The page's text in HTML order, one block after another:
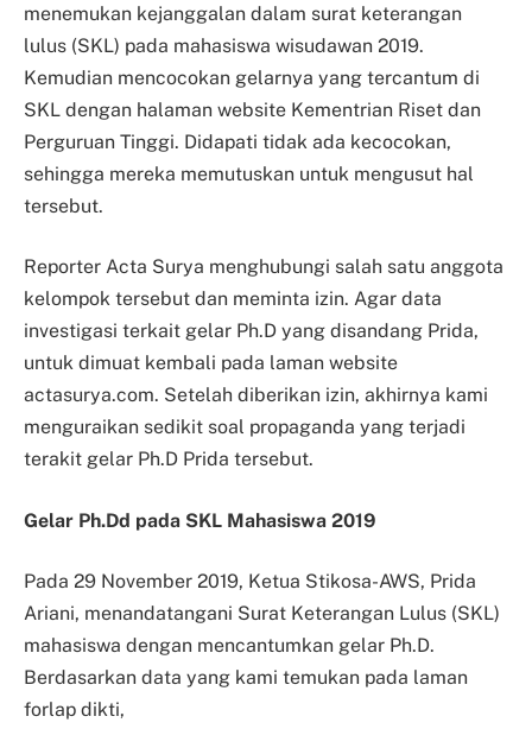
menemukan kejanggalan dalam surat keterangan
lulus (SKL) pada mahasiswa wisudawan 2019.
Kemudian mencocokan gelarnya yang tercantum di
SKL dengan halaman website Kementrian Riset dan
Perguruan Tinggi. Didapati tidak ada kecocokan,
sehingga mereka memutuskan untuk mengusut hal
tersebut.
Reporter Acta Surya menghubungi salah satu anggota
kelompok tersebut dan meminta izin. Agar data
investigasi terkait gelar Ph.D yang disandang Prida,
untuk dimuat kembali pada laman website
actasurya.com. Setelah diberikan izin, akhirnya kami
menguraikan sedikit soal propaganda yang terjadi
terakit gelar Ph.D Prida tersebut.
Gelar Ph.Dd pada SKL Mahasiswa 2019
Pada 29 November 2019, Ketua Stikosa-AWS, Prida
Ariani, menandatangani Surat Keterangan Lulus (SKL)
mahasiswa dengan mencantumkan gelar Ph.D.
Berdasarkan data yang kami temukan pada laman
forlap dikti,